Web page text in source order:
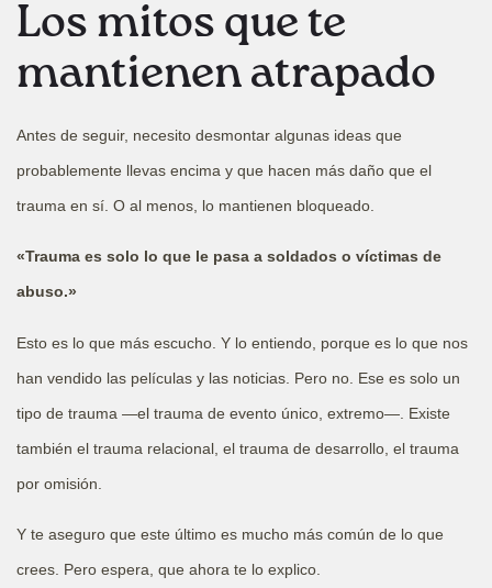
Los mitos que te
mantienen atrapado
Antes de seguir, necesito desmontar algunas ideas que
probablemente llevas encima y que hacen más daño que el
trauma en sí. O al menos, lo mantienen bloqueado.
«Trauma es solo lo que le pasa a soldados o víctimas de
abuso.»
Esto es lo que más escucho. Y lo entiendo, porque es lo que nos
han vendido las películas y las noticias. Pero no. Ese es solo un
tipo de trauma —el trauma de evento único, extremo—. Existe
también el trauma relacional, el trauma de desarrollo, el trauma
por omisión.
Y te aseguro que este último es mucho más común de lo que
crees. Pero espera, que ahora te lo explico.